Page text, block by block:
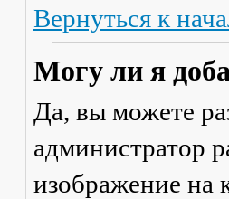
Вернуться к
Могу ли я
Да, вы можете
администратор
изображение на